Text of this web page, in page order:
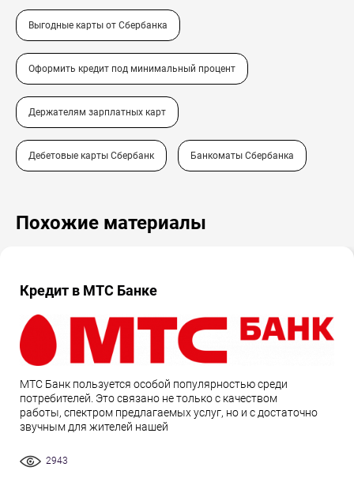
Выгодные карты от Сбербанка
Оформить кредит под минимальный процент
Держателям зарплатных карт
Дебетовые карты Сбербанк Банкоматы Сбербанка
Похожие материалы
Кредит в МТС Банке
МТС Банк пользуется особой популярностью среди
потребителей. Это связано не только с качеством
работы, спектром предлагаемых услуг, но и с достаточно
звучным для жителей нашей
2943